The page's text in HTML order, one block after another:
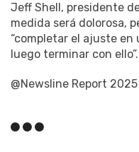
Jeff Shell, presidente
medida será dolorosa,
“completar el ajuste
luego terminar con ello”.
@Newsline Report 2025